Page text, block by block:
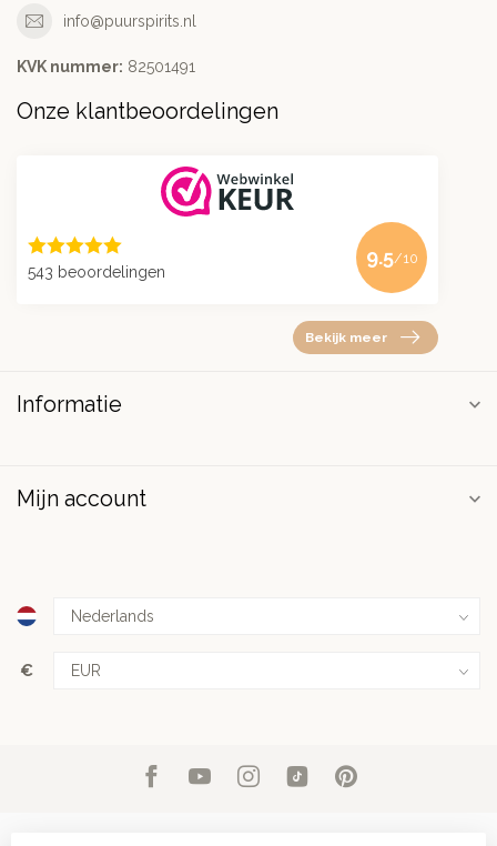
info@puurspirits.nl
KVK nummer: 82501491
Onze klantbeoordelingen
543 beoordelingen
9.5/10
Bekijk meer
Informatie
Mijn account
€